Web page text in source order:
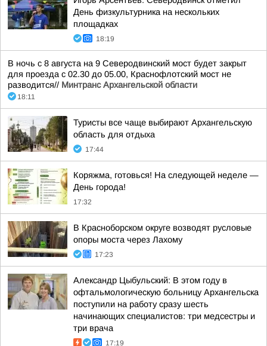
День физкультурника на нескольких
площадках
18:19
В ночь с 8 августа на 9 Северодвинский мост будет закрыт
для проезда с 02.30 до 05.00, Краснофлотский мост не
разводится// Минтранс Архангельской области
18:11
Туристы все чаще выбирают Архангельскую
область для отдыха
17:44
Коряжма, готовься! На следующей неделе —
День города!
17:32
В Красноборском округе возводят русловые
опоры моста через Лахому
17:23
Александр Цыбульский: В этом году в
офтальмологическую больницу Архангельска
поступили на работу сразу шесть
начинающих специалистов: три медсестры и
три врача
17:19